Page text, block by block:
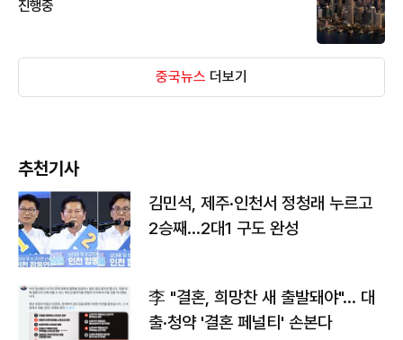
진행중
중국뉴스 더보기
추천기사
김민석, 제주·인천서 정청래 누르고
2승째…2대1 구도 완성
李 "결혼, 희망찬 새 출발돼야"… 대
출·청약 '결혼 페널티' 손본다